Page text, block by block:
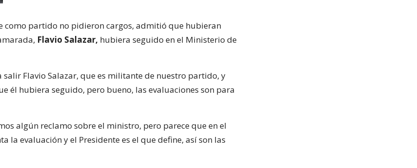
como partido no pidieron cargos, admitió que hubieran
Flavio Salazar, hubiera seguido en el Ministerio de
salir Flavio Salazar, que es militante de nuestro partido, y
él hubiera seguido, pero bueno, las evaluaciones son para
algún reclamo sobre el ministro, pero parece que en el
la evaluación y el Presidente es el que define, así son las